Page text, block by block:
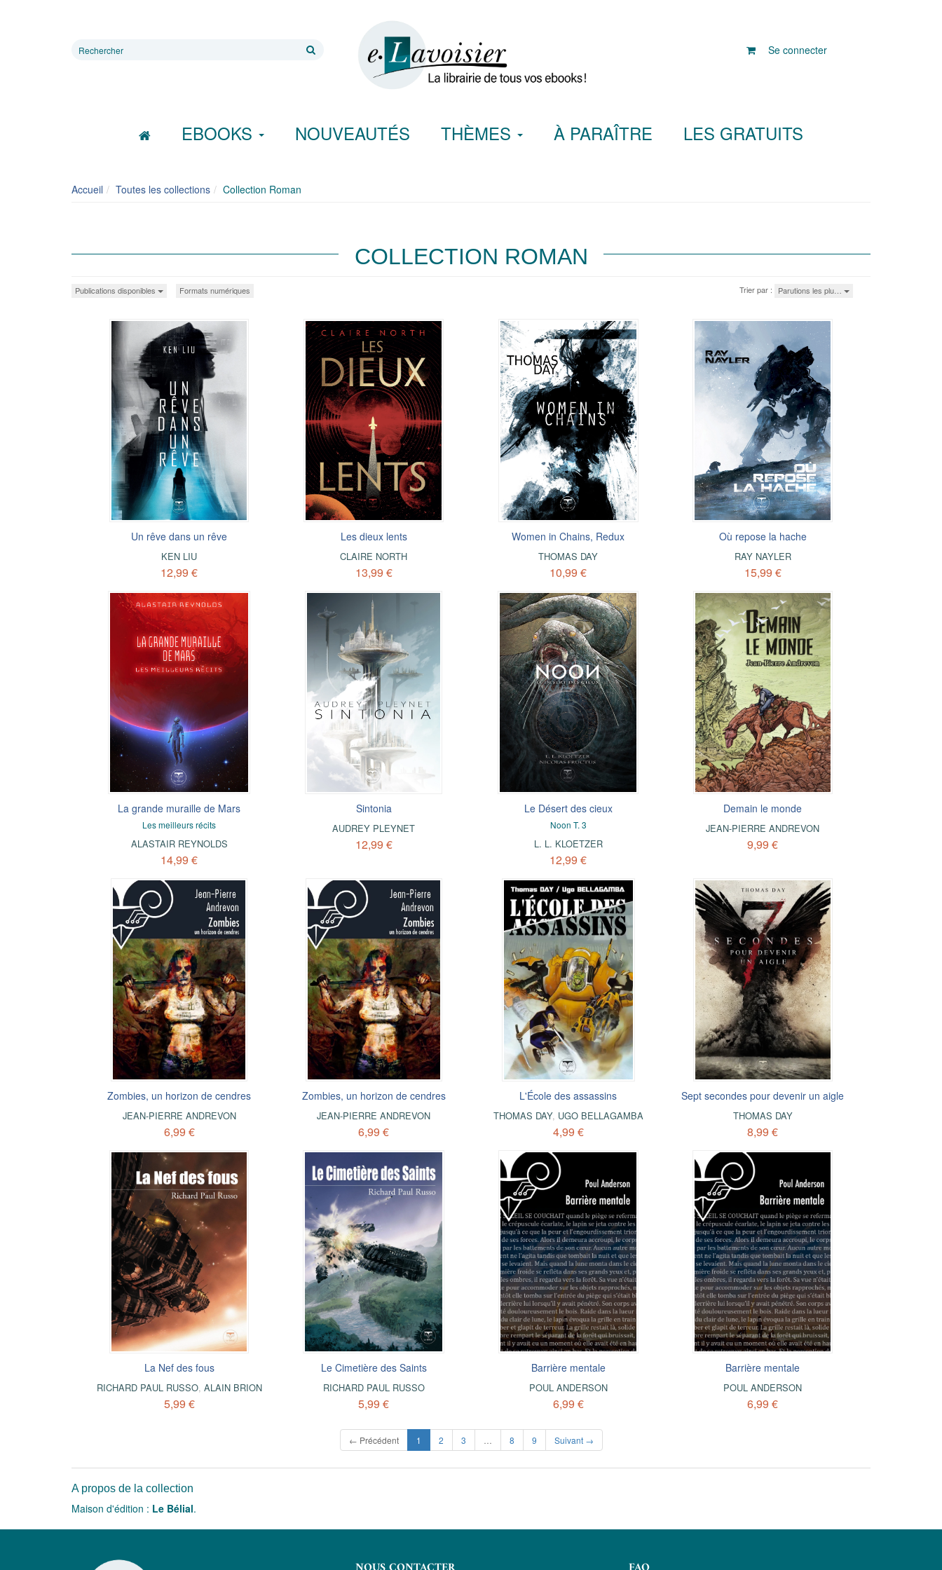
Rechercher
Se connecter
EBOOKS NOUVEAUTÉS THÈMES À PARAÎTRE LES GRATUITS
Accueil Toutes les collections Collection Roman
COLLECTION ROMAN
Publications disponibles Formats numériques Trier par : Parutions les plu…
Un rêve dans un rêve
KEN LIU
12,99 €
Les dieux lents
CLAIRE NORTH
13,99 €
Women in Chains, Redux
THOMAS DAY
10,99 €
Où repose la hache
RAY NAYLER
15,99 €
La grande muraille de Mars
Les meilleurs récits
ALASTAIR REYNOLDS
14,99 €
Sintonia
AUDREY PLEYNET
12,99 €
Le Désert des cieux
Noon T. 3
L. L. KLOETZER
12,99 €
Demain le monde
JEAN-PIERRE ANDREVON
9,99 €
Zombies, un horizon de cendres
JEAN-PIERRE ANDREVON
6,99 €
Zombies, un horizon de cendres
JEAN-PIERRE ANDREVON
6,99 €
L'École des assassins
THOMAS DAY, UGO BELLAGAMBA
4,99 €
Sept secondes pour devenir un aigle
THOMAS DAY
8,99 €
La Nef des fous
RICHARD PAUL RUSSO, ALAIN BRION
5,99 €
Le Cimetière des Saints
RICHARD PAUL RUSSO
5,99 €
Barrière mentale
POUL ANDERSON
6,99 €
Barrière mentale
POUL ANDERSON
6,99 €
← Précédent 1 (current)
2 3 8 9 Suivant →
A propos de la collection
Maison d'édition : Le Bélial.